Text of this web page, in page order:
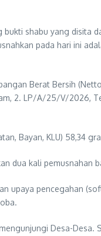
shabu yang disita
pada hari ini
Berat Bersih
2. LP/A/25/V/2026,
Bayan, KLU) 58,34
dua kali pemusnahan
upaya pencegahan
Desa-